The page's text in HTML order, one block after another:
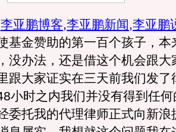
李亚鹏博客,李亚鹏新闻,李亚鹏
基金赞助的第一百个孩子，本
没办法，还是借这个机会跟大
跟大家证实在三天前我们发了
小时之内我们并没有得到任
委托我的代理律师正式向新浪